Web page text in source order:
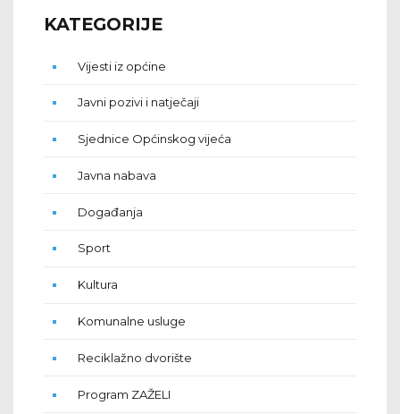
KATEGORIJE
Vijesti iz općine
Javni pozivi i natječaji
Sjednice Općinskog vijeća
Javna nabava
Događanja
Sport
Kultura
Komunalne usluge
Reciklažno dvorište
Program ZAŽELI